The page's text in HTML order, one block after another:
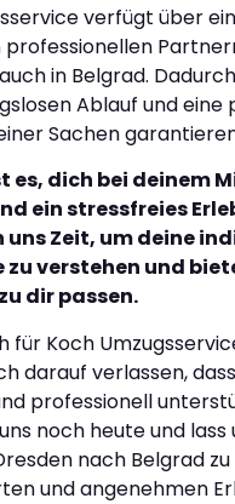
verfügt über
professionellen
in Belgrad.
Ablauf und eine
Sachen
es, dich bei deinem
ein stressfreies
uns Zeit, um deine
zu verstehen und
dir passen.
für Koch
darauf verlassen,
professionell
noch heute und lass
nach Belgrad
und angenehmen